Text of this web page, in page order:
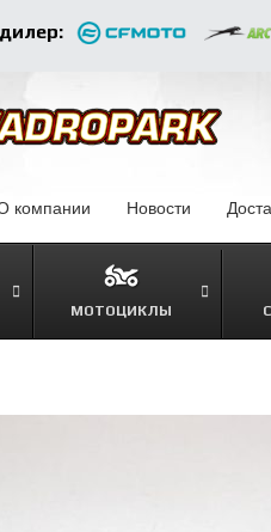
компании Новости
МОТОЦИКЛЫ